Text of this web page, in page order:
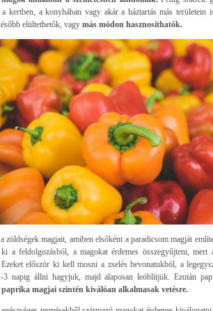
a kertben, a konyhában vagy akár a háztartás más
elültethetők, vagy más módon hasznosíthatók.
zöldségek magjait, amiben elsőként a paradicsom magját
a feldolgozásból, a magokat érdemes összegyűjteni, mert
. Ezeket először ki kell mosni a zselés bevonatukból, a
3 napig állni hagyjuk, majd alaposan leöblítjük. Ezután
paprika magjai szintén kiválóan alkalmasak vetésre.